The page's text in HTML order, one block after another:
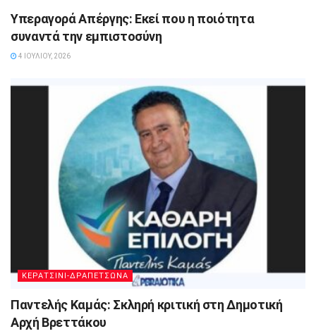
Υπεραγορά Απέργης: Εκεί που η ποιότητα
συναντά την εμπιστοσύνη
4 ΙΟΥΛΊΟΥ, 2026
ΚΕΡΑΤΣΙΝΙ-ΔΡΑΠΕΤΣΩΝΑ
Παντελής Καμάς: Σκληρή κριτική στη Δημοτική
Αρχή Βρεττάκου